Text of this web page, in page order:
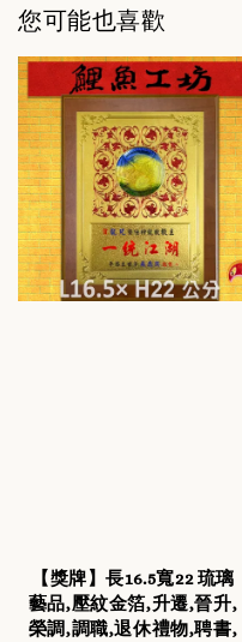
您可能也喜歡
【獎牌】長16.5寬22 琉璃
藝品,壓紋金箔,升遷,晉升,
榮調,調職,退休禮物,聘書,